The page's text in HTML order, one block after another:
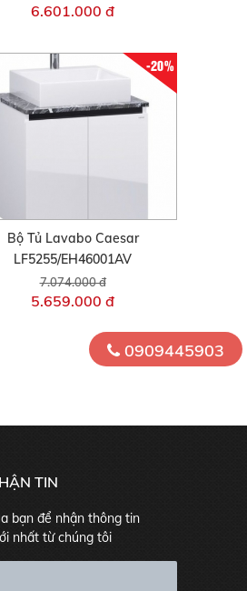
6.601.000 đ
-20%
Bộ Tủ Lavabo Caesar
LF5255/EH46001AV
7.074.000 đ
5.659.000 đ
TIN
bạn để nhận thông tin
nhất từ chúng tôi
0909445903